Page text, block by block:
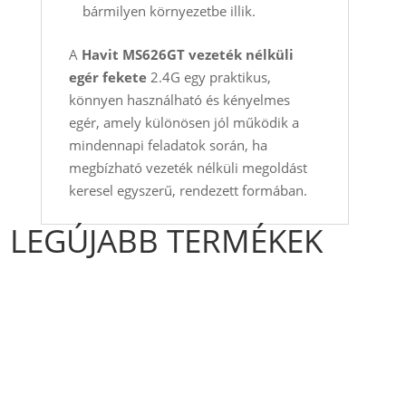
bármilyen környezetbe illik.
A Havit MS626GT vezeték nélküli
egér fekete2.4G egy praktikus,
könnyen használható és kényelmes
egér, amely különösen jól működik a
mindennapi feladatok során, ha
megbízható vezeték nélküli megoldást
keresel egyszerű, rendezett formában.
LEGÚJABB TERMÉKEK